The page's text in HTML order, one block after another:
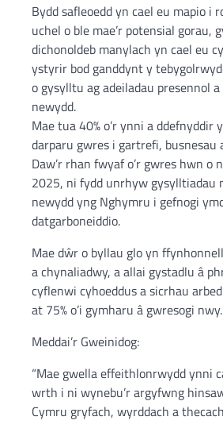
Bydd safleoedd yn cael eu mapio i
uchel o ble mae’r potensial gorau,
dichonoldeb manylach yn cael eu
ystyrir bod ganddynt y
o gysylltu ag adeiladau presennol
newydd.
Mae tua 40% o’r ynni a ddefnyddir
darparu gwres i gartrefi, busnesau
Daw’r rhan fwyaf o’r gwres hwn o
2025, ni fydd unrhyw gysylltiadau
newydd yng Nghymru i gefnogi
datgarboneiddio.
Mae dŵr o byllau glo yn
a chynaliadwy, a allai gystadlu â
cyflenwi cyhoeddus a sicrhau
at 75% o’i gymharu â gwresogi nwy.
Meddai’r Gweinidog:
“Mae gwella effeithlonrwydd ynni
wrth i ni wynebu’r argyfwng
Cymru gryfach, wyrddach a